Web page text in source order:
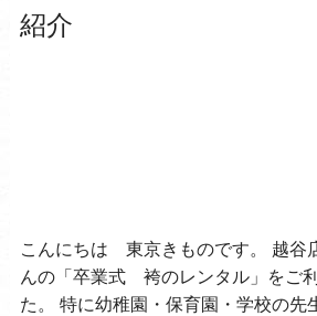
紹介
こんにちは 東京きものです。 越谷
んの「卒業式 袴のレンタル」をご
た。 特に幼稚園・保育園・学校の先